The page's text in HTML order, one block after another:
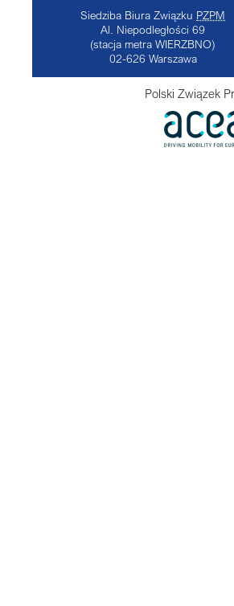
Siedziba Biura Związku PZPM
Al. Niepodległości 69
(stacja metra WIERZBNO)
02-626 Warszawa
Polski Związek